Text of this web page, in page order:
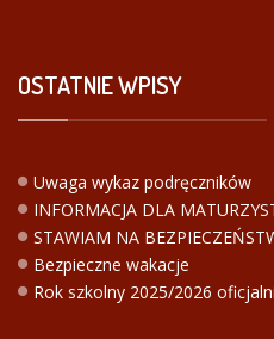
OSTATNIEWPISY
Uwaga wykaz podręczników
INFORMACJA DLA
STAWIAM NA
Bezpieczne wakacje
Rok szkolny 2025/2026